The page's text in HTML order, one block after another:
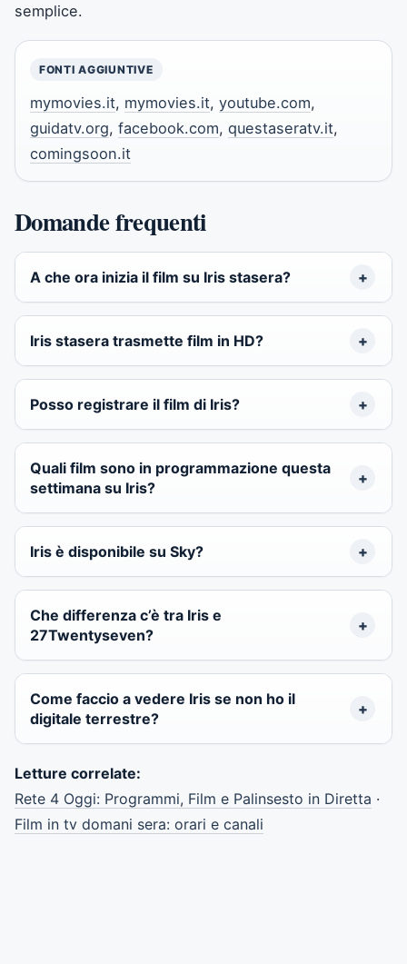
semplice.
FONTI AGGIUNTIVE
mymovies.it, mymovies.it, youtube.com,
guidatv.org, facebook.com, questaseratv.it,
comingsoon.it
Domande frequenti
A che ora inizia il film su Iris stasera?
Iris stasera trasmette film in HD?
Posso registrare il film di Iris?
Quali film sono in programmazione questa
settimana su Iris?
Iris è disponibile su Sky?
Che differenza c’è tra Iris e
27Twentyseven?
Come faccio a vedere Iris se non ho il
digitale terrestre?
Letture correlate:
Rete 4 Oggi: Programmi, Film e Palinsesto in Diretta ·
Film in tv domani sera: orari e canali